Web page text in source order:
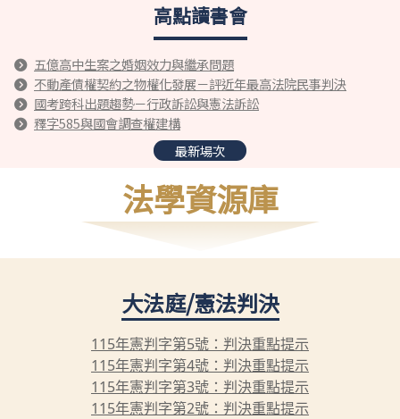
高點讀書會
五億高中生案之婚姻效力與繼承問題
不動產債權契約之物權化發展－評近年最高法院民事判決
國考跨科出題趨勢－行政訴訟與憲法訴訟
釋字585與國會調查權建構
最新場次
法學資源庫
大法庭/憲法判決
115年憲判字第5號：判決重點提示
115年憲判字第4號：判決重點提示
115年憲判字第3號：判決重點提示
115年憲判字第2號：判決重點提示